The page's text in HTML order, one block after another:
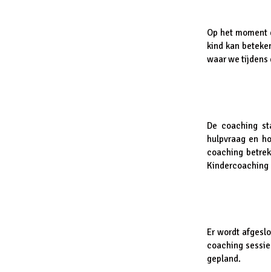
Op het
kind kan
waar we tijdens
De coaching
hulpvraag en
coaching
Kindercoaching
Er wordt
coaching
gepland.